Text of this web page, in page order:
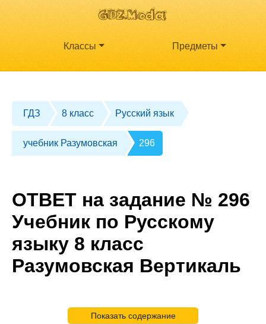
Классы Предметы
ГДЗ 8 класс Русский язык
учебник Разумовская 296
ОТВЕТ на задание № 296
Учебник по Русскому
языку 8 класс
Разумовская Вертикаль
Показать содержание